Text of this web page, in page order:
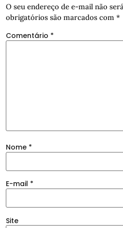
O seu endereço de e-mail não
obrigatórios são marcados com *
Comentário *
Nome *
E-mail *
Site